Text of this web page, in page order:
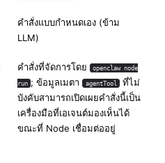
คำสั่งแบบกำหนดเอง (ข้าม
LLM)
คำสั่งที่จัดการโดย openclaw node
run ; ข้อมูลเมตา agentTool
ที่ไม่
บังคับสามารถเปิดเผยคำสั่งนี้เป็น
เครื่องมือที่เอเจนต์มองเห็นได้
ขณะที่ Node เชื่อมต่ออยู่